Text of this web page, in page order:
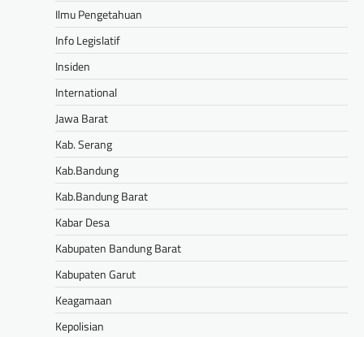
Ilmu Pengetahuan
Info Legislatif
Insiden
International
Jawa Barat
Kab. Serang
Kab.Bandung
Kab.Bandung Barat
Kabar Desa
Kabupaten Bandung Barat
Kabupaten Garut
Keagamaan
Kepolisian